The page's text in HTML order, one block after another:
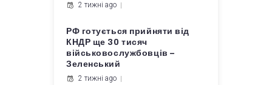
2 тижні ago
РФ готується прийняти від
КНДР ще 30 тисяч
військовослужбовців –
Зеленський
2 тижні ago